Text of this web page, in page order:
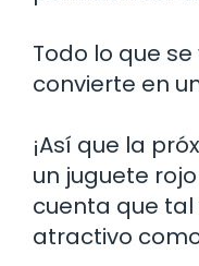
Todo lo que
convierte en
¡Así que la
un juguete
cuenta que tal
atractivo